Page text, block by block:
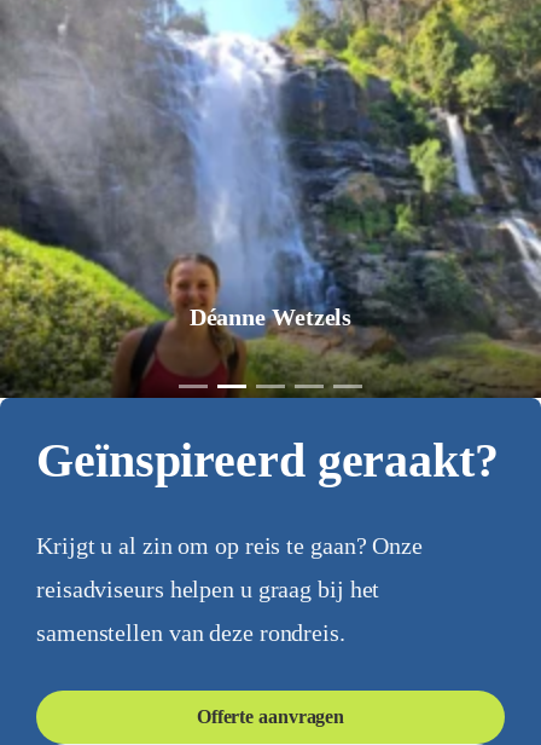
Déanne Wetzels
Geïnspireerd geraakt?
Krijgt u al zin om op reis te gaan? Onze
reisadviseurs helpen u graag bij het
samenstellen van deze rondreis.
Offerte aanvragen